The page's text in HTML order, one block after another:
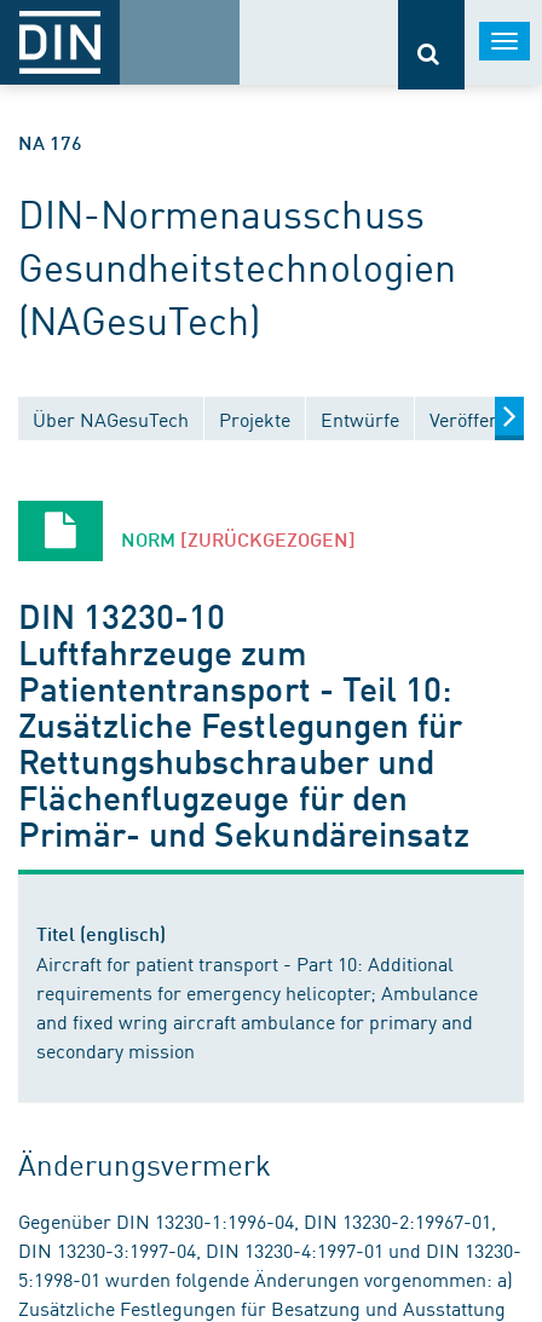
NA 176
DIN-Normenausschuss
Gesundheitstechnologien
(NAGesuTech)
Über NAGesuTech Projekte Entwürfe
NORM [ZURÜCKGEZOGEN]
DIN 13230-10
Luftfahrzeuge zum
Patiententransport - Teil 10:
Zusätzliche Festlegungen für
Rettungshubschrauber und
Flächenflugzeuge für den
Primär- und Sekundäreinsatz
Titel (englisch)
Aircraft for patient transport - Part 10: Additional
requirements for emergency helicopter; Ambulance
and fixed wring aircraft ambulance for primary and
secondary mission
Änderungsvermerk
Gegenüber DIN 13230-1:1996-04, DIN 13230-2:19967-01,
DIN 13230-3:1997-04, DIN 13230-4:1997-01 und DIN 13230-
5:1998-01 wurden folgende Änderungen vorgenommen: a)
Zusätzliche Festlegungen für Besatzung und Ausstattung